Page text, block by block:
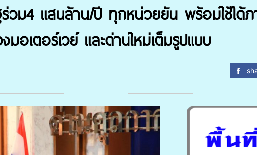
ร่วม4 แสนล้าน/ปี ทุกหน่วยยัน พร้อมใช้ได้
อเตอร์เวย์ และด่านใหม่เต็มรูปแบบ